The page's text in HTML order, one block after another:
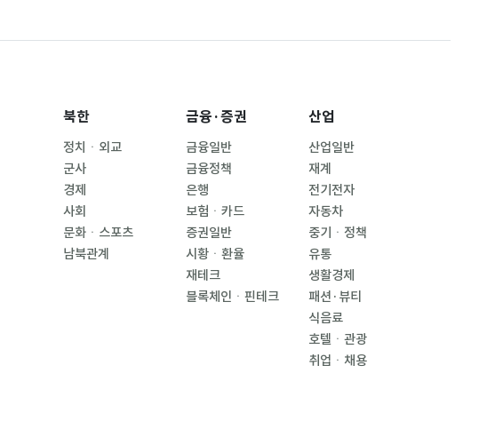
북한
정치ㆍ외교
군사
경제
사회
문화ㆍ스포츠
남북관계
금융·증권
금융일반
금융정책
은행
보험ㆍ카드
증권일반
시황ㆍ환율
재테크
블록체인ㆍ핀테크
산업
산업일반
재계
전기전자
자동차
중기ㆍ정책
유통
생활경제
패션·뷰티
식음료
호텔ㆍ관광
취업ㆍ채용